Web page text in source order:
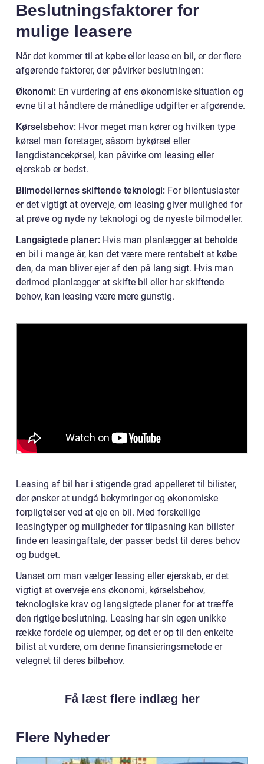
Beslutningsfaktorer for
mulige leasere
Når det kommer til at købe eller lease en bil, er der flere
afgørende faktorer, der påvirker beslutningen:
Økonomi: En vurdering af ens økonomiske situation og
evne til at håndtere de månedlige udgifter er afgørende.
Kørselsbehov: Hvor meget man kører og hvilken type
kørsel man foretager, såsom bykørsel eller
langdistancekørsel, kan påvirke om leasing eller
ejerskab er bedst.
Bilmodellernes skiftende teknologi: For bilentusiaster
er det vigtigt at overveje, om leasing giver mulighed for
at prøve og nyde ny teknologi og de nyeste bilmodeller.
Langsigtede planer: Hvis man planlægger at beholde
en bil i mange år, kan det være mere rentabelt at købe
den, da man bliver ejer af den på lang sigt. Hvis man
derimod planlægger at skifte bil eller har skiftende
behov, kan leasing være mere gunstig.
Leasing af bil har i stigende grad appelleret til bilister,
der ønsker at undgå bekymringer og økonomiske
forpligtelser ved at eje en bil. Med forskellige
leasingtyper og muligheder for tilpasning kan bilister
finde en leasingaftale, der passer bedst til deres behov
og budget.
Uanset om man vælger leasing eller ejerskab, er det
vigtigt at overveje ens økonomi, kørselsbehov,
teknologiske krav og langsigtede planer for at træffe
den rigtige beslutning. Leasing har sin egen unikke
række fordele og ulemper, og det er op til den enkelte
bilist at vurdere, om denne finansieringsmetode er
velegnet til deres bilbehov.
Få læst flere indlæg her
Flere Nyheder